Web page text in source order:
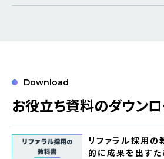
Download
お役立ち資料のダウン
リファラル採用
的に成果を出すた